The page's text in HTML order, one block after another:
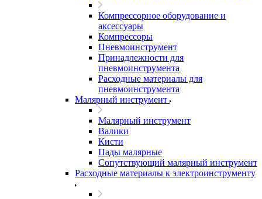
Компрессорное оборудование и
аксессуары
Компрессоры
Пневмоинструмент
Принадлежности для
пневмоинструмента
Расходные материалы для
пневмоинструмента
Малярный инструмент
Малярный инструмент
Валики
Кисти
Пады малярные
Сопутствующий малярный инструмент
Расходные материалы к электроинструменту